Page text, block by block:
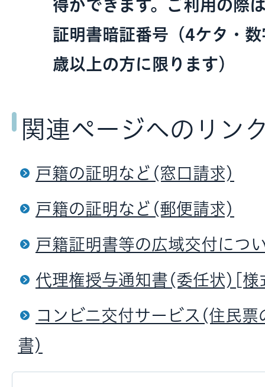
得ができます。
ご利用の際
証明書暗証番号（4ケタ・
歳以上の方に限ります）
関連ページへのリン
戸籍の証明など(窓口請求)
戸籍の証明など(郵便請求)
戸籍証明書等の広域交付につ
代理権授与通知書(委任状)[様
コンビニ交付サービス(住民
書)